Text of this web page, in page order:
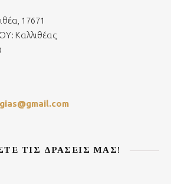
17671
Καλλιθέας
ΤΙΣ ΔΡΆΣΕΙΣ ΜΑΣ!